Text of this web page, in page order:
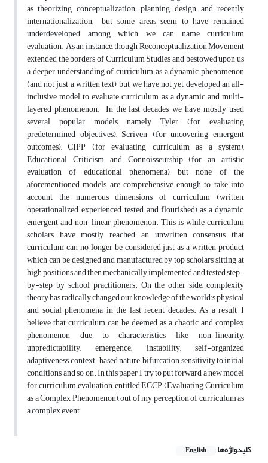
as theorizing, conceptualization, planning, design, and recently
internationalization, but some areas seem to have remained
underdeveloped among which we can name curriculum
evaluation. As an instance, though Reconceptualization Movement
extended the borders of Curriculum Studies and bestowed upon us
a deeper understanding of curriculum as a dynamic phenomenon
(and not just a written text), but we have not yet developed an all-
inclusive model to evaluate curriculum as a dynamic and multi-
layered phenomenon. In the last decades, we have mostly used
several popular models namely Tyler (for evaluating
predetermined objectives), Scriven (for uncovering emergent
outcomes), CIPP (for evaluating curriculum as a system),
Educational Criticism and Connoisseurship (for an artistic
evaluation of educational phenomena), but none of the
aforementioned models are comprehensive enough to take into
account the numerous dimensions of curriculum (written,
operationalized, experienced, tested, and flourished) as a dynamic,
emergent and non-linear phenomenon. This is while curriculum
scholars have mostly reached an unwritten consensus that
curriculum can no longer be considered just as a written product
which can be designed and manufactured by top scholars sitting at
high positions and then mechanically implemented and tested step-
by-step by school practitioners. On the other side, complexity
theory has radically changed our knowledge of the world's physical
and social phenomena in the last recent decades. As a result, I
believe that curriculum can be deemed as a chaotic and complex
phenomenon due to characteristics like non-linearity,
unpredictability, emergence, instability, self-organized
adaptiveness, context-based nature, bifurcation, sensitivity to initial
conditions, and so on. In this paper, I try to put forward a new model
for curriculum evaluation, entitled ECCP (Evaluating Curriculum
as a Complex Phenomenon), out of my perception of curriculum as
a complex event.
کلیدواژه‌ها English